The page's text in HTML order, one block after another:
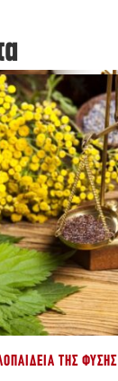
ΤΗΣ ΦΎΣΗΣ